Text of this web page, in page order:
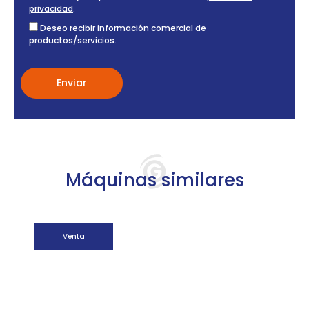
privacidad.
Deseo recibir información comercial de
productos/servicios.
Máquinas similares
Venta